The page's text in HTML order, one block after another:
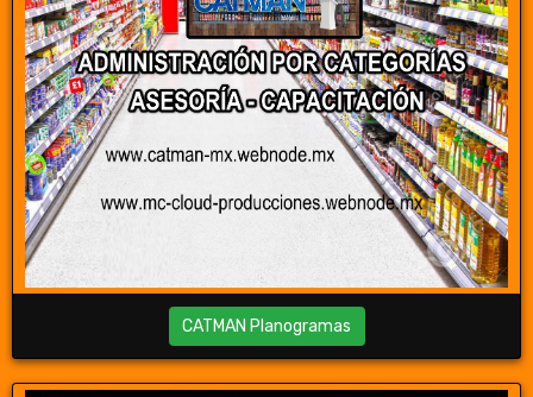
CATMAN Planogramas